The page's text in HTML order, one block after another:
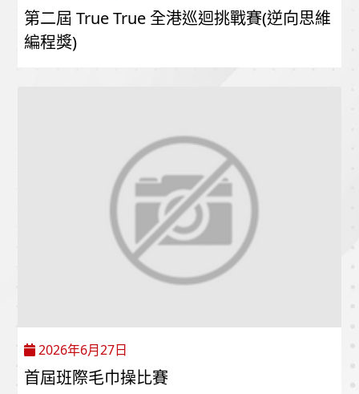
第二屆 True True 全港巡迴挑戰賽(逆向思維
編程獎)
2026年6月27日
首屆班際毛巾操比賽